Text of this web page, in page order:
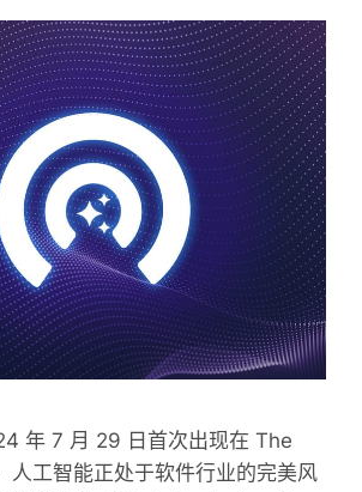
年 7 月 29 日首次出现在 The
人工智能正处于软件行业的完美风